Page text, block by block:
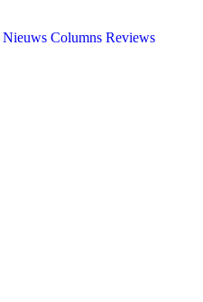
Nieuws Columns Reviews